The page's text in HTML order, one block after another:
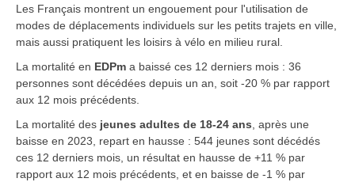
Les Français montrent un engouement pour l'utilisation de
modes de déplacements individuels sur les petits trajets en ville,
mais aussi pratiquent les loisirs à vélo en milieu rural.
La mortalité en EDPm a baissé ces 12 derniers mois : 36
personnes sont décédées depuis un an, soit -20 % par rapport
aux 12 mois précédents.
La mortalité des jeunes adultes de 18-24 ans, après une
baisse en 2023, repart en hausse : 544 jeunes sont décédés
ces 12 derniers mois, un résultat en hausse de +11 % par
rapport aux 12 mois précédents, et en baisse de -1 % par